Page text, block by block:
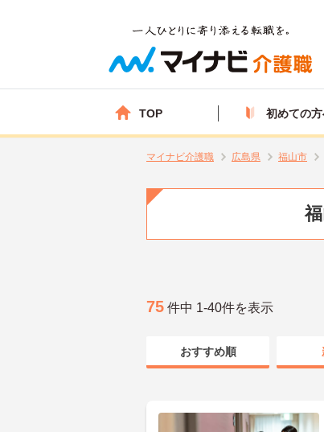
TOP 初めての
マイナビ介護職 広島県 福山市
75 件中 1-40件を表示
おすすめ順